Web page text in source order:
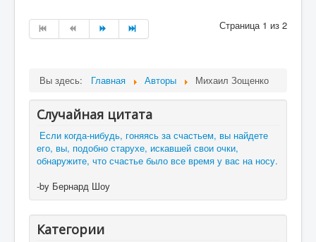
Страница 1 из 2
Вы здесь: Главная Авторы Михаил Зощенко
Случайная цитата
Если когда-нибудь, гоняясь за счастьем, вы найдете
его, вы, подобно старухе, искавшей свои очки,
обнаружите, что счастье было все время у вас на носу.
-by Бернард Шоу
Категории